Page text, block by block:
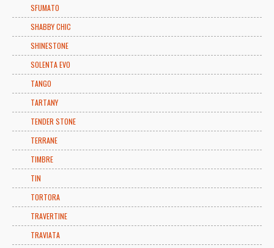
SFUMATO
SHABBY CHIC
SHINESTONE
SOLENTA EVO
TANGO
TARTANY
TENDER STONE
TERRANE
TIMBRE
TIN
TORTORA
TRAVERTINE
TRAVIATA